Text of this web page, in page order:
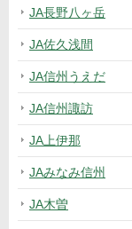
JA長野八ヶ岳
JA佐久浅間
JA信州うえだ
JA信州諏訪
JA上伊那
JAみなみ信州
JA木曽